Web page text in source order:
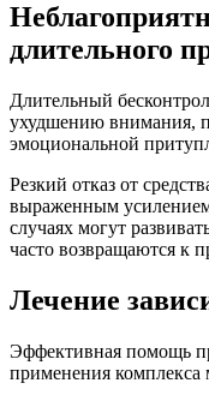
длительного
Длительный
ухудшению внимания,
эмоциональной
Резкий отказ от
выраженным
случаях могут
часто возвращаются к
Лечение
Эффективная помощь
применения комплекса